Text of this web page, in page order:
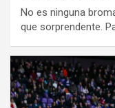
No es ninguna
que sorprendente.